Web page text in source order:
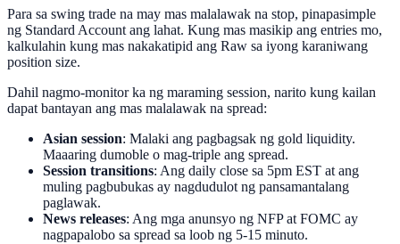
Para sa swing trade na may mas malalawak na stop, pinapasimple
ng Standard Account ang lahat. Kung mas masikip ang entries mo,
kalkulahin kung mas nakakatipid ang Raw sa iyong karaniwang
position size.
Dahil nagmo-monitor ka ng maraming session, narito kung kailan
dapat bantayan ang mas malalawak na spread:
Asian session: Malaki ang pagbagsak ng gold liquidity.
Maaaring dumoble o mag-triple ang spread.
Session transitions: Ang daily close sa 5pm EST at ang
muling pagbubukas ay nagdudulot ng pansamantalang
paglawak.
News releases: Ang mga anunsyo ng NFP at FOMC ay
nagpapalobo sa spread sa loob ng 5-15 minuto.